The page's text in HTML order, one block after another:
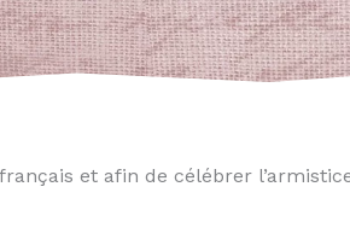
et afin de célébrer